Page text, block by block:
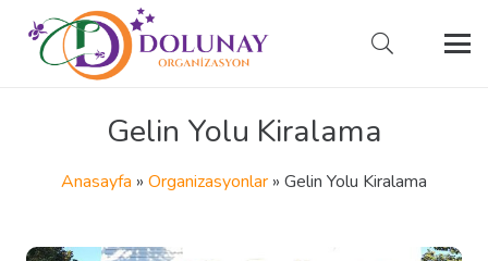
Gelin Yolu Kiralama
Anasayfa » Organizasyonlar » Gelin Yolu Kiralama